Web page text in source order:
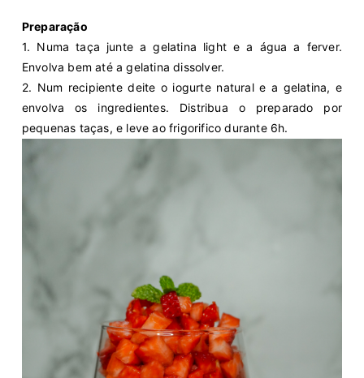
Preparação
1. Numa taça junte a gelatina light e a água a ferver.
Envolva bem até a gelatina dissolver.
2. Num recipiente deite o iogurte natural e a gelatina, e
envolva os ingredientes. Distribua o preparado por
pequenas taças, e leve ao frigorifico durante 6h.